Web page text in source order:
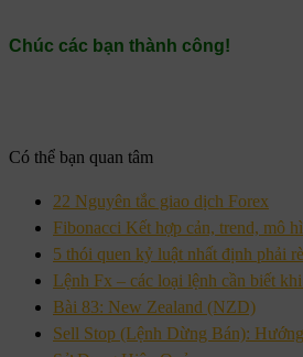
Chúc các bạn thành công!
Có thể bạn quan tâm
22 Nguyên tắc giao dịch Forex
Fibonacci Kết hợp cản, trend, mô
5 thói quen kỷ luật nhất định phải
Lệnh Fx – các loại lệnh cần biết
Bài 83: New Zealand (NZD)
Sell Stop (Lệnh Dừng Bán):